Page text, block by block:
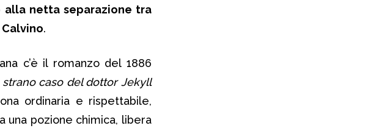
alla netta separazione tra
.
c’è il romanzo del 1886
caso del dottor Jekyll
ordinaria e rispettabile,
una pozione chimica, libera